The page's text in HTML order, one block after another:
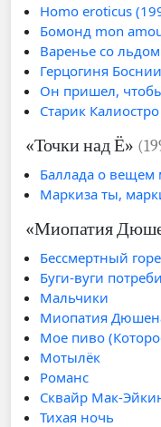
Homo eroticus
Бомонд mon
Варенье со
Герцогиня
Он пришел,
Старик Калиостро
«Точки над Ё»
Баллада о вещем
Маркиза ты,
«Миопатия
Бессмертный
Буги-вуги
Мальчики
Миопатия
Мое пиво
Мотылёк
Романс
Сквайр Мак-
Тихая ночь